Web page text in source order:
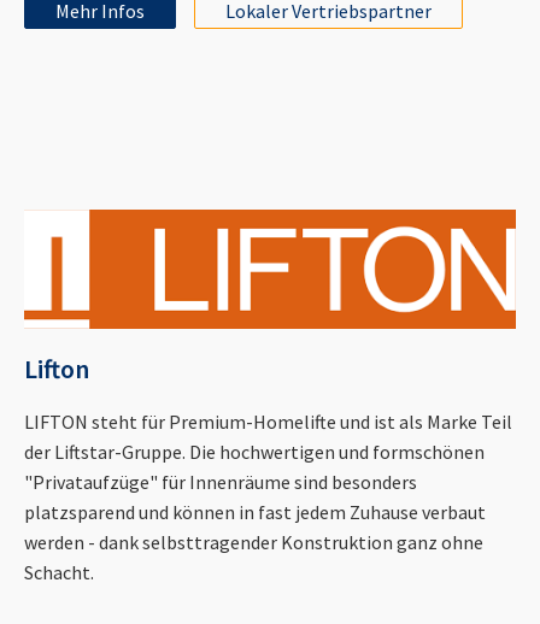
Mehr Infos Lokaler Vertriebspartner
Lifton
LIFTON steht für Premium-Homelifte und ist als Marke Teil
der Liftstar-Gruppe. Die hochwertigen und formschönen
"Privataufzüge" für Innenräume sind besonders
platzsparend und können in fast jedem Zuhause verbaut
werden - dank selbsttragender Konstruktion ganz ohne
Schacht.